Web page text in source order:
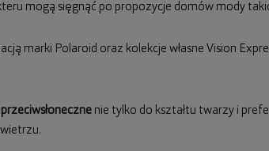
mogą sięgnąć po propozycje domów mody
marki Polaroid oraz kolekcje własne Vision
nie tylko do kształtu twarzy i